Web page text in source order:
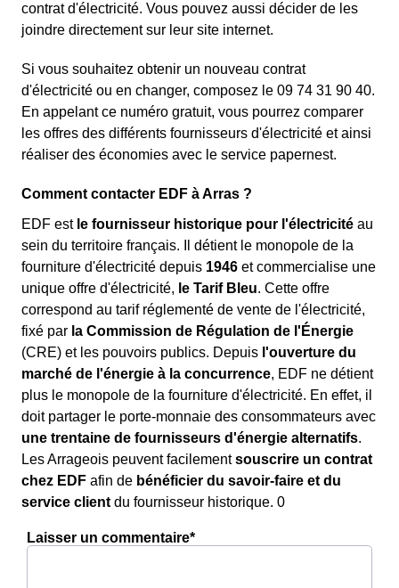
contrat d'électricité. Vous pouvez aussi décider de les
joindre directement sur leur site internet.
Si vous souhaitez obtenir un nouveau contrat
d'électricité ou en changer, composez le 09 74 31 90 40.
En appelant ce numéro gratuit, vous pourrez comparer
les offres des différents fournisseurs d'électricité et ainsi
réaliser des économies avec le service papernest.
Comment contacter EDF à Arras ?
EDF est le fournisseur historique pour l'électricité au
sein du territoire français. Il détient le monopole de la
fourniture d'électricité depuis 1946 et commercialise une
unique offre d'électricité, le Tarif Bleu. Cette offre
correspond au tarif réglementé de vente de l'électricité,
fixé par la Commission de Régulation de l'Énergie
(CRE) et les pouvoirs publics. Depuis l'ouverture du
marché de l'énergie à la concurrence, EDF ne détient
plus le monopole de la fourniture d'électricité. En effet, il
doit partager le porte-monnaie des consommateurs avec
une trentaine de fournisseurs d'énergie alternatifs.
Les Arrageois peuvent facilementsouscrire un contrat
chez EDF afin de bénéficier du savoir-faire et du
service client du fournisseur historique. 0
Laisser un commentaire*